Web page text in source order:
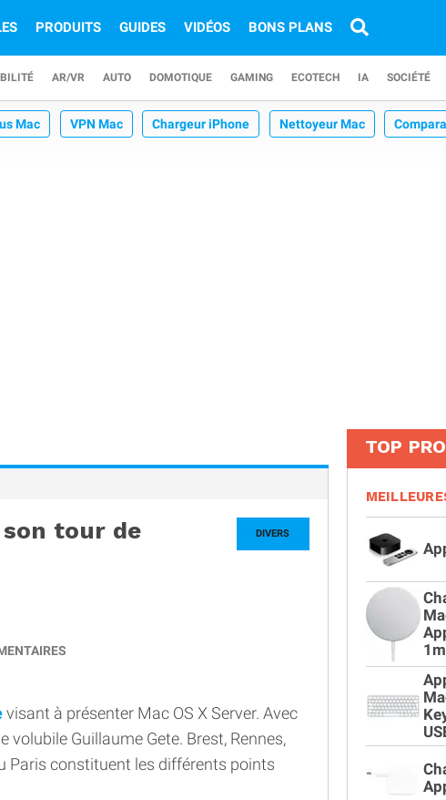
PRODUITS GUIDES VIDÉOS BONS PLANS
AR/VR AUTO DOMOTIQUE GAMING ECOTECH IA SOCIÉTÉ
Mac VPN Mac Chargeur iPhone Nettoyeur Mac
DIVERS
son tour de
visant à présenter Mac OS X Server. Avec
Guillaume Gete. Brest, Rennes,
Paris constituent les différents points
TOP
1m